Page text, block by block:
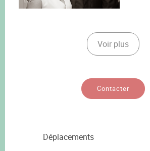
Voir plus
Contacter
Déplacements